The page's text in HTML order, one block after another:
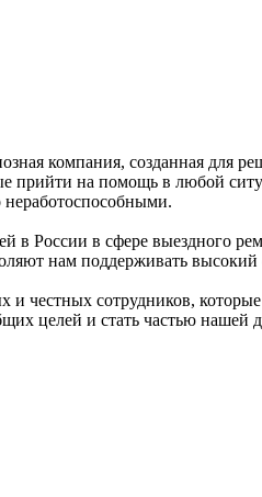
компания, созданная для
прийти на помощь в любой
неработоспособными.
в России в сфере выездного
нам поддерживать
и честных сотрудников,
целей и стать частью